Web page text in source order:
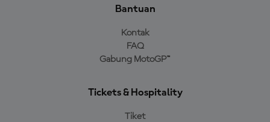
Bantuan
Kontak
FAQ
Gabung MotoGP™
Tickets & Hospitality
Tiket